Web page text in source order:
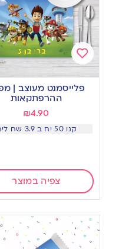
Add
wishlist
פלייסמנט מעוצב |
ההרפתקאות
₪4.90
קנו 50 יח ב 3.9 שח ליח
צפיה במוצר